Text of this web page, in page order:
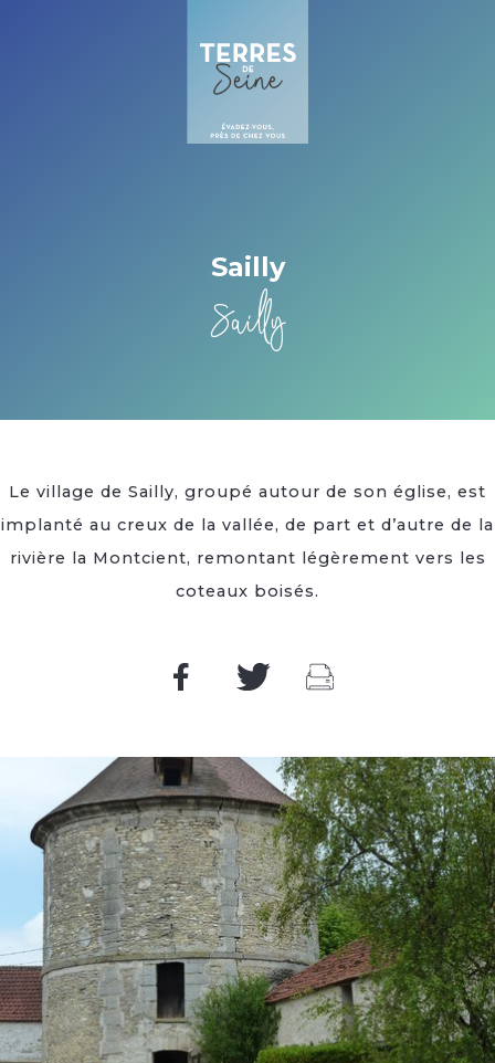
Sailly
Sailly
Le village de Sailly, groupé autour de son église, est
implanté au creux de la vallée, de part et d’autre de la
rivière la Montcient, remontant légèrement vers les
coteaux boisés.